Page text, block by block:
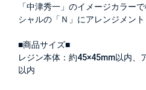
「中津秀一」のイメージカラー
シャルの「Ｎ」にアレンジメン
■商品サイズ■
レジン本体：約45×45mm以内、
以内